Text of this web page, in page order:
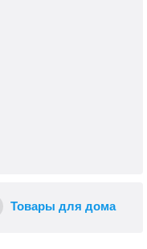
Товары для дома